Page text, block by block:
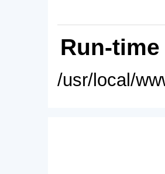
Run-
/usr/local/